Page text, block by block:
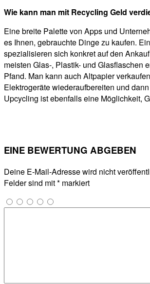
Wie kann man mit Recycling Geld
Eine breite Palette von Apps und
es Ihnen, gebrauchte Dinge zu kaufen.
spezialisieren sich konkret auf den
meisten Glas-, Plastik- und Glasflaschen
Pfand. Man kann auch Altpapier
Elektrogeräte wiederaufbereiten und
Upcycling ist ebenfalls eine Möglichkeit,
EINE BEWERTUNG ABGEBEN
Deine E-Mail-Adresse wird nicht
Felder sind mit* markiert